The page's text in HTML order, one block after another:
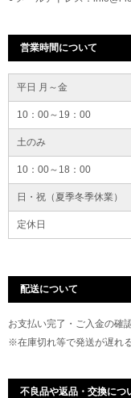
営業時間について
平日 月～金
10：00～19：00
土のみ
10：00～18：00
日・祝（夏季冬季休業）
定休日
配送について
お支払い完了・ご入金の確認
※在庫切れ等で発送が遅れ
不良品や返品・交換につ